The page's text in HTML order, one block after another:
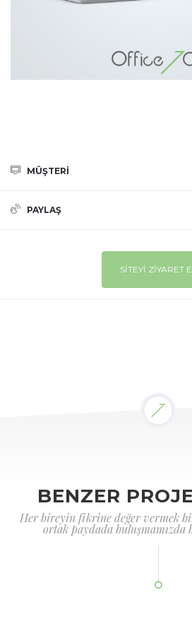
MÜŞTERİ
PAYLAŞ
SİTEYİ ZİYARET
BENZER
Her bireyin fikrine değer vermek
ortak paydada buluşmamızda